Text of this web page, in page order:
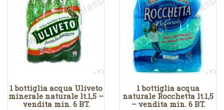
1 bottiglia acqua Uliveto
minerale naturale lt.1,5 –
vendita min. 6 BT.
1 bottiglia acqua
naturale Rocchetta lt.1,5
– vendita min. 6 BT.